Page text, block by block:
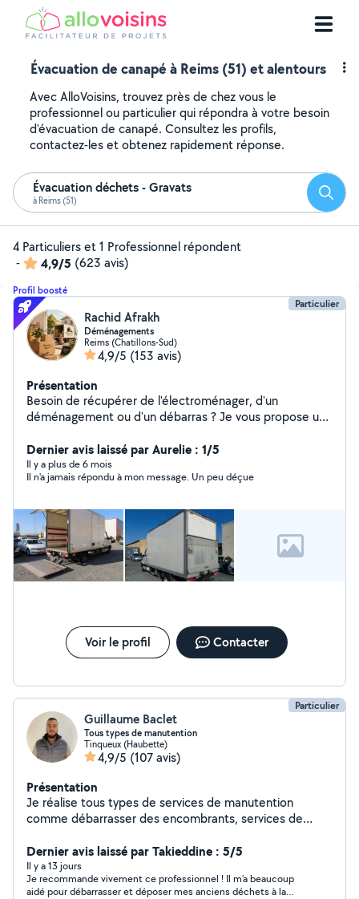
Évacuation de canapé à Reims (51) et alentours
Avec AlloVoisins, trouvez près de chez vous le
professionnel ou particulier qui répondra à votre besoin
d'évacuation de canapé. Consultez les profils,
contactez-les et obtenez rapidement réponse.
Évacuation déchets - Gravats
à Reims (51)
4 Particuliers et 1 Professionnel répondent
-
4,9/5 (623 avis)
Profil boosté
Particulier
Rachid Afrakh
Déménagements
Reims (Chatillons-Sud)
4,9/5 (153 avis)
Présentation
Besoin de récupérer de l'électroménager, d'un
déménagement ou d'un débarras ? Je vous propose un
contacter pour plus d'informations.
Dernier avis laissé par Aurelie : 1/5
Il y a plus de 6 mois
Il n'a jamais répondu à mon message. Un peu déçue
Voir le profil Contacter
Particulier
Guillaume Baclet
Tous types de manutention
Tinqueux (Haubette)
4,9/5 (107 avis)
Présentation
Je réalise tous types de services de manutention
comme débarrasser des encombrants, services de
demande.
Dernier avis laissé par Takieddine : 5/5
Il y a 13 jours
Je recommande vivement ce professionnel ! Il m’a beaucoup
aidé pour débarrasser et déposer mes anciens déchets à la